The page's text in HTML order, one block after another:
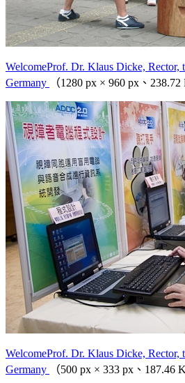
WelcomeProf. Dr. Klaus Dicke, Rector,
Germany
（1280 px × 960 px、238.72
WelcomeProf. Dr. Klaus Dicke, Rector,
Germany
（500 px × 333 px、187.46